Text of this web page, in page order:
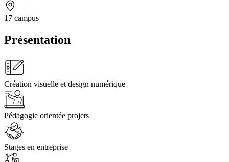
17 campus
Présentation
Création visuelle et design numérique
Pédagogie orientée projets
Stages en entreprise